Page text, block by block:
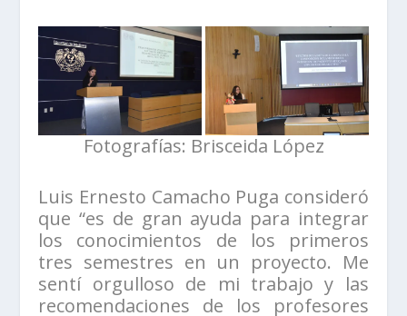
Fotografías: Brisceida López
Luis Ernesto Camacho Puga consideró
que “es de gran ayuda para integrar
los conocimientos de los primeros
tres semestres en un proyecto. Me
sentí orgulloso de mi trabajo y las
recomendaciones de los profesores